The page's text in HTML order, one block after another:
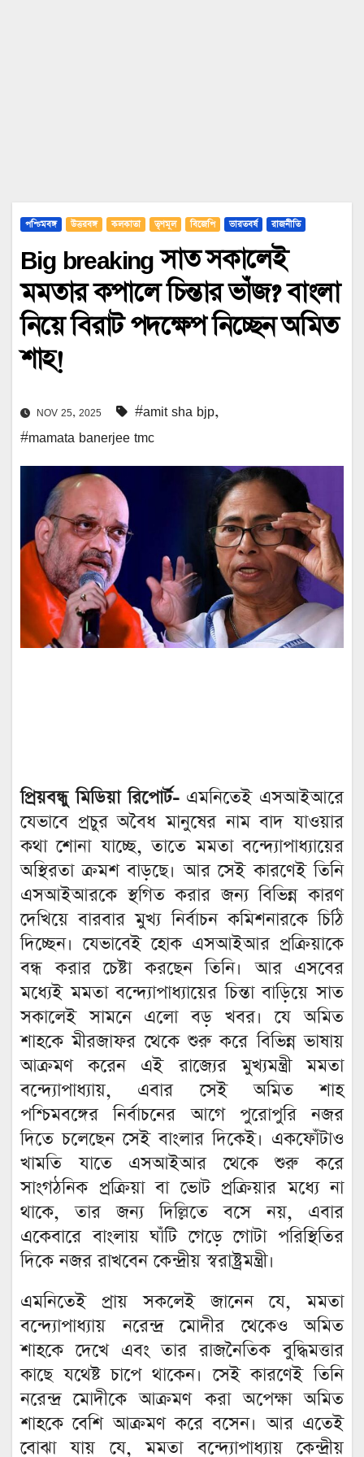
পশ্চিমবঙ্গ উত্তরবঙ্গ কলকাতা তৃণমূল বিজেপি ভারতবর্ষ রাজনীতি
Big breaking সাত সকালেই
মমতার কপালে চিন্তার ভাঁজ? বাংলা
নিয়ে বিরাট পদক্ষেপ নিচ্ছেন অমিত
শাহ!
NOV 25, 2025 #amit sha bjp,
#mamata banerjee tmc
প্রিয়বন্ধু মিডিয়া রিপোর্ট-এমনিতেই এসআইআরে
যেভাবে প্রচুর অবৈধ মানুষের নাম বাদ যাওয়ার
কথা শোনা যাচ্ছে, তাতে মমতা বন্দ্যোপাধ্যায়ের
অস্থিরতা ক্রমশ বাড়ছে। আর সেই কারণেই তিনি
এসআইআরকে স্থগিত করার জন্য বিভিন্ন কারণ
দেখিয়ে বারবার মুখ্য নির্বাচন কমিশনারকে চিঠি
দিচ্ছেন। যেভাবেই হোক এসআইআর প্রক্রিয়াকে
বন্ধ করার চেষ্টা করছেন তিনি। আর এসবের
মধ্যেই মমতা বন্দ্যোপাধ্যায়ের চিন্তা বাড়িয়ে সাত
সকালেই সামনে এলো বড় খবর। যে অমিত
শাহকে মীরজাফর থেকে শুরু করে বিভিন্ন ভাষায়
আক্রমণ করেন এই রাজ্যের মুখ্যমন্ত্রী মমতা
বন্দ্যোপাধ্যায়, এবার সেই অমিত শাহ
পশ্চিমবঙ্গের নির্বাচনের আগে পুরোপুরি নজর
দিতে চলেছেন সেই বাংলার দিকেই। একফোঁটাও
খামতি যাতে এসআইআর থেকে শুরু করে
সাংগঠনিক প্রক্রিয়া বা ভোট প্রক্রিয়ার মধ্যে না
থাকে, তার জন্য দিল্লিতে বসে নয়, এবার
একেবারে বাংলায় ঘাঁটি গেড়ে গোটা পরিস্থিতির
দিকে নজর রাখবেন কেন্দ্রীয় স্বরাষ্ট্রমন্ত্রী।
এমনিতেই প্রায় সকলেই জানেন যে, মমতা
বন্দ্যোপাধ্যায় নরেন্দ্র মোদীর থেকেও অমিত
শাহকে দেখে এবং তার রাজনৈতিক বুদ্ধিমত্তার
কাছে যথেষ্ট চাপে থাকেন। সেই কারণেই তিনি
নরেন্দ্র মোদীকে আক্রমণ করা অপেক্ষা অমিত
শাহকে বেশি আক্রমণ করে বসেন। আর এতেই
বোঝা যায় যে, মমতা বন্দ্যোপাধ্যায় কেন্দ্রীয়